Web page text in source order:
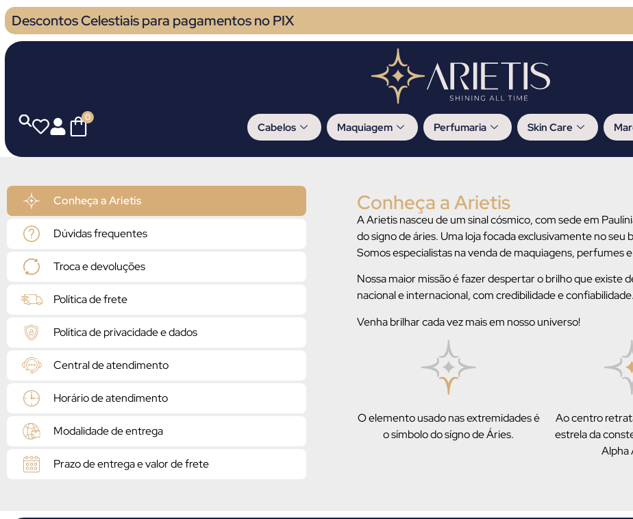
Descontos Celestiais para pagamentos no PIX
Cabelos Maquiagem Perfumaria Skin Care
0
Conheça a Arietis
Dúvidas frequentes
Troca e devoluções
Política de frete
Política de privacidade e dados
Central de atendimento
Horário de atendimento
Modalidade de entrega
Prazo de entrega e valor de frete
Conheça a Arietis
A Arietis nasceu de um sinal cósmico, com sede em
do signo de áries. Uma loja focada exclusivamente no
Somos especialistas na venda de maquiagens, perfumes
Nossa maior missão é fazer despertar o brilho que
nacional e internacional, com credibilidade e confiabilidade.
Venha brilhar cada vez mais em nosso universo!
O elemento usado nas extremidades é
o símbolo do sígno de Áries.
Ao centro
estrela da
Alpha